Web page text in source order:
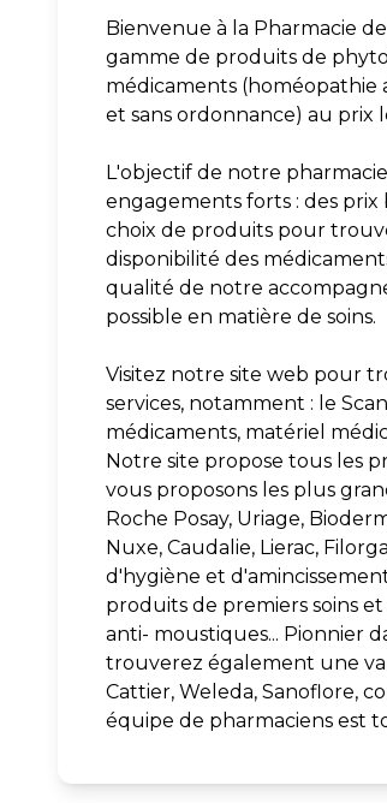
Bienvenue à la Pharmacie
gamme de produits de
médicaments (homéopathie
et sans ordonnance) au prix
L'objectif de notre
engagements forts : des prix
choix de produits pour
disponibilité des
qualité de notre
possible en matière de soins.
Visitez notre site web pour
services, notamment : le
médicaments, matériel
Notre site propose tous les
vous proposons les plus
Roche Posay, Uriage,
Nuxe, Caudalie, Lierac,
d'hygiène et
produits de premiers soins
anti- moustiques... Pionnier
trouverez également une
Cattier, Weleda, Sanoflore,
équipe de pharmaciens est